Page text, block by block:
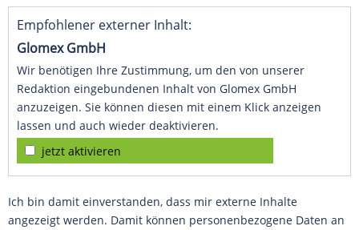
Empfohlener externer Inhalt:
Glomex GmbH
Wir benötigen Ihre Zustimmung, um den von unserer
Redaktion eingebundenen Inhalt von Glomex GmbH
anzuzeigen. Sie können diesen mit einem Klick anzeigen
lassen und auch wieder deaktivieren.
jetzt aktivieren
Ich bin damit einverstanden, dass mir externe Inhalte
angezeigt werden. Damit können personenbezogene Daten an